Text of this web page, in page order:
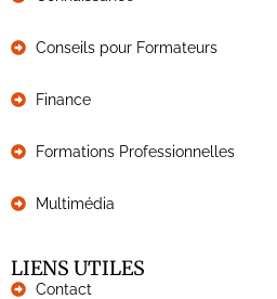
Conseils pour Formateurs
Finance
Formations Professionnelles
Multimédia
LIENS UTILES
Contact